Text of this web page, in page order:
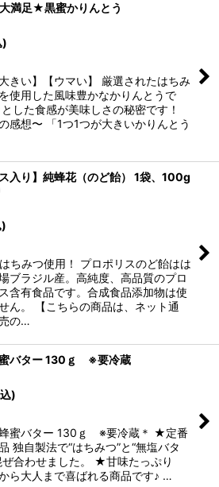
絞り込む
満足★黒蜜かりんとう
)
大きい】【ウマい】 厳選されたはちみ
使用した風味豊かなかりんとうで
した食感が美味しさの秘密です！
感想〜 「1つ1つが大きいかりんとう
ス入り】純蜂花（のど飴） 1袋、100g
ちみつ使用！ プロポリスのど飴はは
ブラジル産。高純度、高品質のプロ
含有食品です。合成食品添加物は使
ん。 【こちらの商品は、ネット通
の…
蜜バター 130ｇ ※要冷蔵
)
蜂蜜バター 130ｇ ※要冷蔵＊ ★定番
独自製法で“はちみつ”と“無塩バタ
ぜ合わせました。 ★甘味たっぷり
ら大人まで喜ばれる商品です♪ …